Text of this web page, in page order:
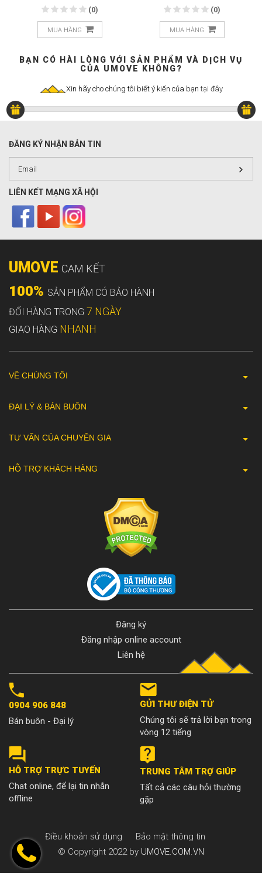
(0)
MUA HÀNG
(0)
MUA HÀNG
BẠN CÓ HÀI LÒNG VỚI SẢN PHẨM VÀ DỊCH VỤ
CỦA UMOVE KHÔNG?
Xin hãy cho chúng tôi biết ý kiến của bạn tại đây
ĐĂNG KÝ NHẬN BẢN TIN
LIÊN KẾT MẠNG XÃ HỘI
UMOVE CAM KẾT
100% SẢN PHẨM CÓ BẢO HÀNH
ĐỔI HÀNG TRONG 7 NGÀY
GIAO HÀNG NHANH
VỀ CHÚNG TÔI
ĐẠI LÝ & BÁN BUÔN
TƯ VẤN CỦA CHUYÊN GIA
HỖ TRỢ KHÁCH HÀNG
Đăng ký
Đăng nhập online account
Liên hệ
0904 906 848
Bán buôn - Đại lý
GỬI THƯ ĐIỆN TỬ
Chúng tôi sẽ trả lời bạn trong
vòng 12 tiếng
HỖ TRỢ TRỰC TUYẾN
Chat online, để lại tin nhắn
offline
TRUNG TÂM TRỢ GIÚP
Tất cả các câu hỏi thường
gặp
Điều khoản sử dụng
Bảo mật thông tin
© Copyright 2022 by UMOVE.COM.VN